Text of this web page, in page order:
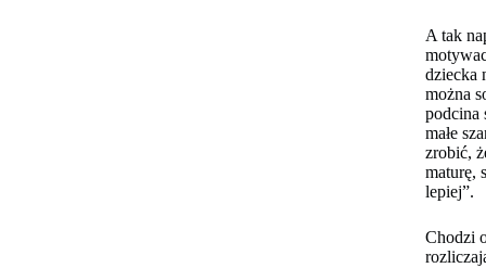
A tak
dziecka
można
podcina
małe
zrobić,
maturę,
lepiej”.
Chodzi